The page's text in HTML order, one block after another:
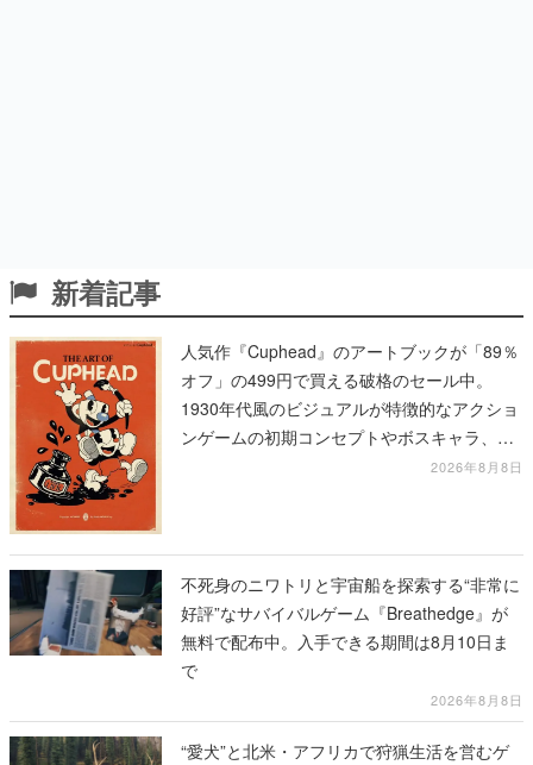
新着記事
人気作『Cuphead』のアートブックが「89％
オフ」の499円で買える破格のセール中。
1930年代風のビジュアルが特徴的なアクショ
ンゲームの初期コンセプトやボスキャラ、ス
2026年8月8日
不死身のニワトリと宇宙船を探索する“非常に
好評”なサバイバルゲーム『Breathedge』が
無料で配布中。入手できる期間は8月10日ま
で
2026年8月8日
“愛犬”と北米・アフリカで狩猟生活を営むゲ